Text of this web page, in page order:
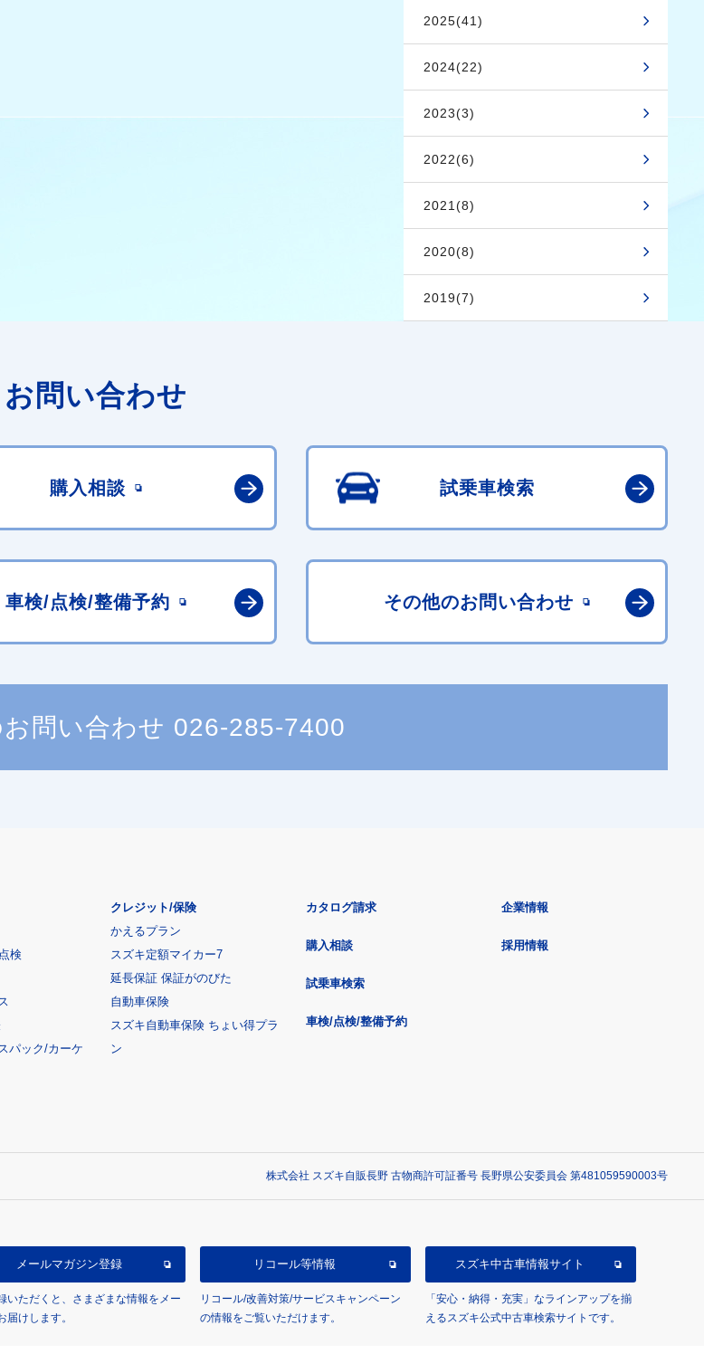
2025(41)
2024(22)
2023(3)
2022(6)
2021(8)
2020(8)
2019(7)
お問い合わせ
購入相談 試乗車検索
車検/点検/整備予約 その他のお問い合わせ
問い合わせ 026-285-7400
検
パック/カーケ
クレジット/保険
かえるプラン
スズキ定額マイカー7
延長保証 保証がのびた
自動車保険
スズキ自動車保険 ちょい得プラ
ン
カタログ請求
購入相談
試乗車検索
車検/点検/整備予約
企業情報
採用情報
株式会社 スズキ自販長野 古物商許可証番号 長野県公安委員会 第481059590003号
メールマガジン登録
いただくと、さまざまな情報をメー
届けします。
リコール等情報
リコール/改善対策/サービスキャンペーン
の情報をご覧いただけます。
スズキ中古車情報サイト
「安心・納得・充実」なラインアップを揃
えるスズキ公式中古車検索サイトです。